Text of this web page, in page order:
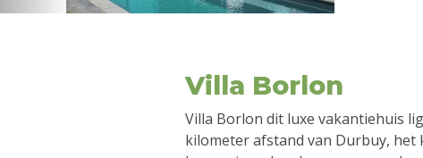
Villa Borlon
Villa Borlon dit luxe vakantiehuis
kilometer afstand van Durbuy, het